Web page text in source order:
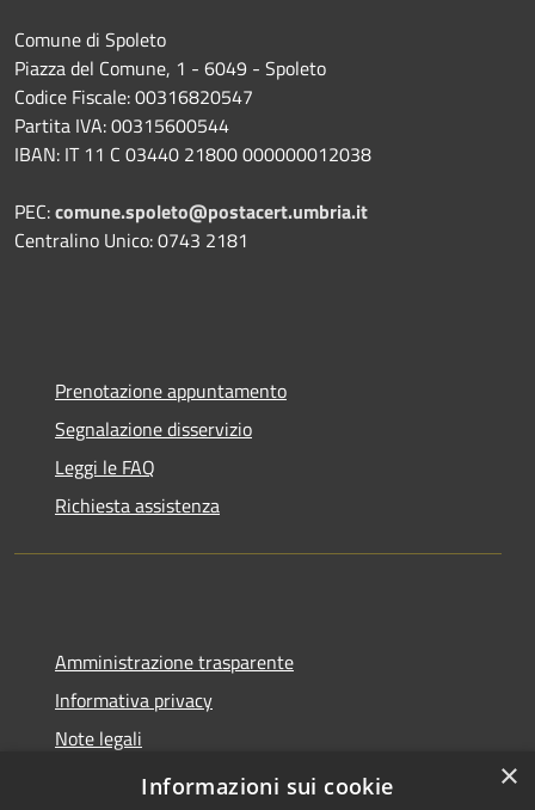
Comune di Spoleto
Piazza del Comune, 1 - 6049 - Spoleto
Codice Fiscale: 00316820547
Partita IVA: 00315600544
IBAN: IT 11 C 03440 21800 000000012038
PEC:comune.spoleto@postacert.umbria.it
Centralino Unico: 0743 2181
Prenotazione appuntamento
Segnalazione disservizio
Leggi le FAQ
Richiesta assistenza
Amministrazione trasparente
Informativa privacy
Note legali
Dichiarazione di accessibilità
×
Informazioni sui cookie